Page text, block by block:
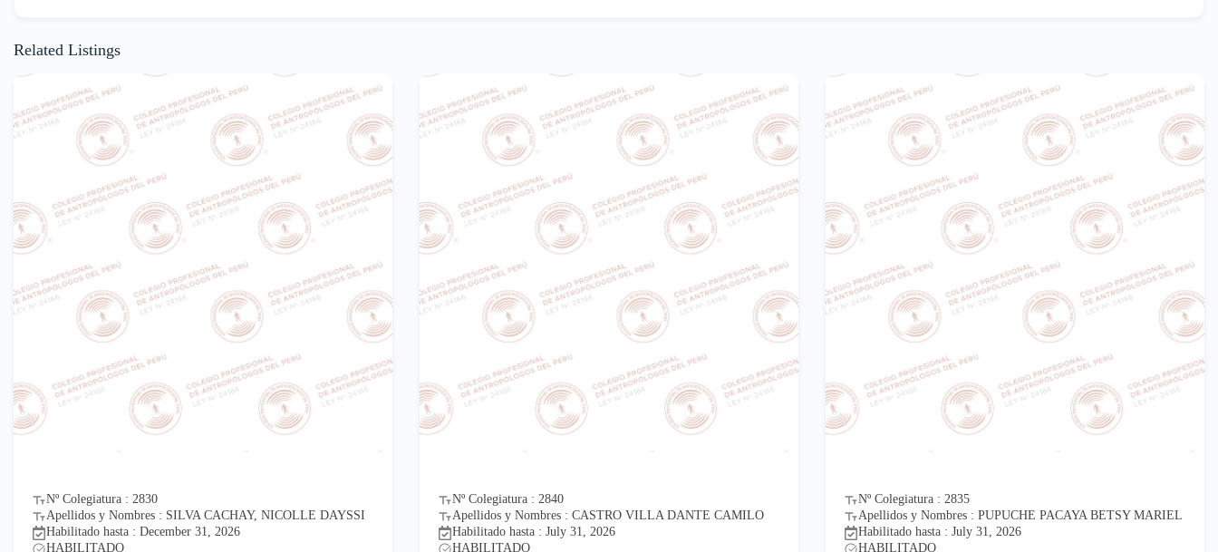
Related Listings
Nº Colegiatura : 2830
Apellidos y Nombres : SILVA CACHAY, NICOLLE DAYSSI
Habilitado hasta : December 31, 2026
HABILITADO
Nº Colegiatura : 2840
Apellidos y Nombres : CASTRO VILLA DANTE CAMILO
Habilitado hasta : July 31, 2026
HABILITADO
Nº Colegiatura : 2835
Apellidos y Nombres : PUPUCHE PACAYA BETSY MARIEL
Habilitado hasta : July 31, 2026
HABILITADO